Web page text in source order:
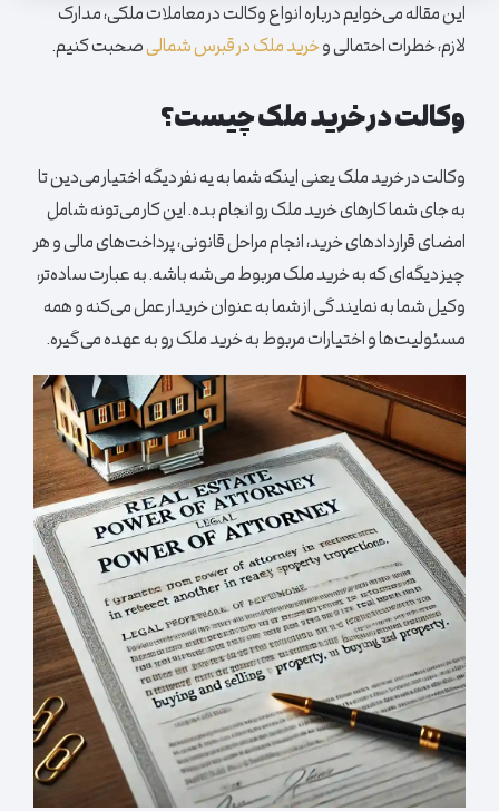
این مقاله می‌خوایم درباره انواع وکالت در معاملات ملکی، مدارک
لازم، خطرات احتمالی وخرید ملک در قبرس شمالیصحبت کنیم.
وکالت در خرید ملک چیست؟
وکالت در خرید ملک یعنی اینکه شما به یه نفر دیگه اختیار می‌دین تا
به جای شما کارهای خرید ملک رو انجام بده. این کار می‌تونه شامل
امضای قراردادهای خرید، انجام مراحل قانونی، پرداخت‌های مالی و هر
چیز دیگه‌ای که به خرید ملک مربوط می‌شه باشه. به عبارت ساده‌تر،
وکیل شما به نمایندگی از شما به عنوان خریدار عمل می‌کنه و همه
مسئولیت‌ها و اختیارات مربوط به خرید ملک رو به عهده می‌گیره.